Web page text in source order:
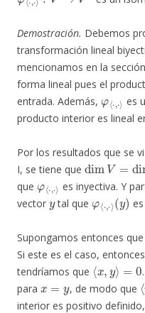
Demostración. Debemos
transformación lineal
mencionamos en la
forma lineal pues el
entrada. Además,
φ ⟨⋅,⋅⟩
es
producto interior es lineal
Por los resultados que se
I, se tiene que
dimV= dim
que
φ⟨⋅,⋅⟩
es inyectiva. Y
vector
y
tal que
φ⟨⋅,⋅⟩
(y)
Supongamos entonces que
Si este es el caso,
tendríamos que
⟨x,y⟩=0
para
x=y
, de modo que
⟨
interior es positivo